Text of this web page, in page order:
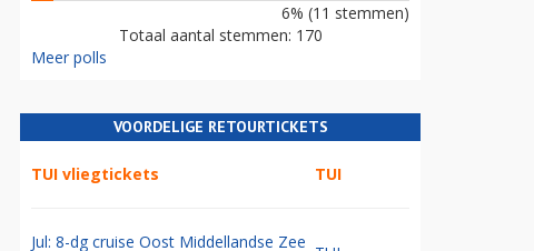
6% (11 stemmen)
Totaal aantal stemmen: 170
Meer polls
VOORDELIGE RETOURTICKETS
TUI vliegtickets TUI
Jul: 8-dg cruise Oost Middellandse Zee